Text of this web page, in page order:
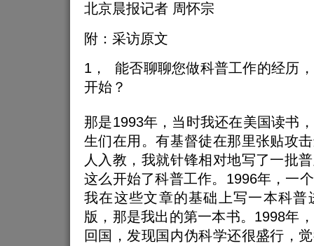
北京晨报记者 周怀宗
附：采访原文
1， 能否聊聊您做科普工作的经历
开始？
那是1993年，当时我还在美国读书
生们在用。有基督徒在那里张贴攻
人入教，我就针锋相对地写了一批
这么开始了科普工作。1996年，一
我在这些文章的基础上写一本科普
版，那是我出的第一本书。1998年
回国，发现国内伪科学还很盛行，